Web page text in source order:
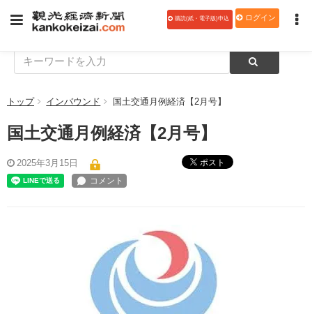
購読(紙・電子版)申込 ログイン
トップ インバウンド 国土交通月例経済【2月号】
国土交通月例経済【2月号】
2025年3月15日 ポスト